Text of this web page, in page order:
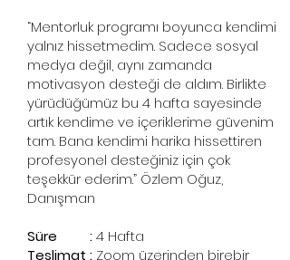
“Mentorluk programı boyunca kendimi
yalnız hissetmedim. Sadece sosyal
medya değil, aynı zamanda
motivasyon desteği de aldım. Birlikte
yürüdüğümüz bu 4 hafta sayesinde
artık kendime ve içeriklerime güvenim
tam. Bana kendimi harika hissettiren
profesyonel desteğiniz için çok
teşekkür ederim.” Özlem Oğuz,
Danışman
Süre :4 Hafta
Teslimat : Zoom üzerinden birebir